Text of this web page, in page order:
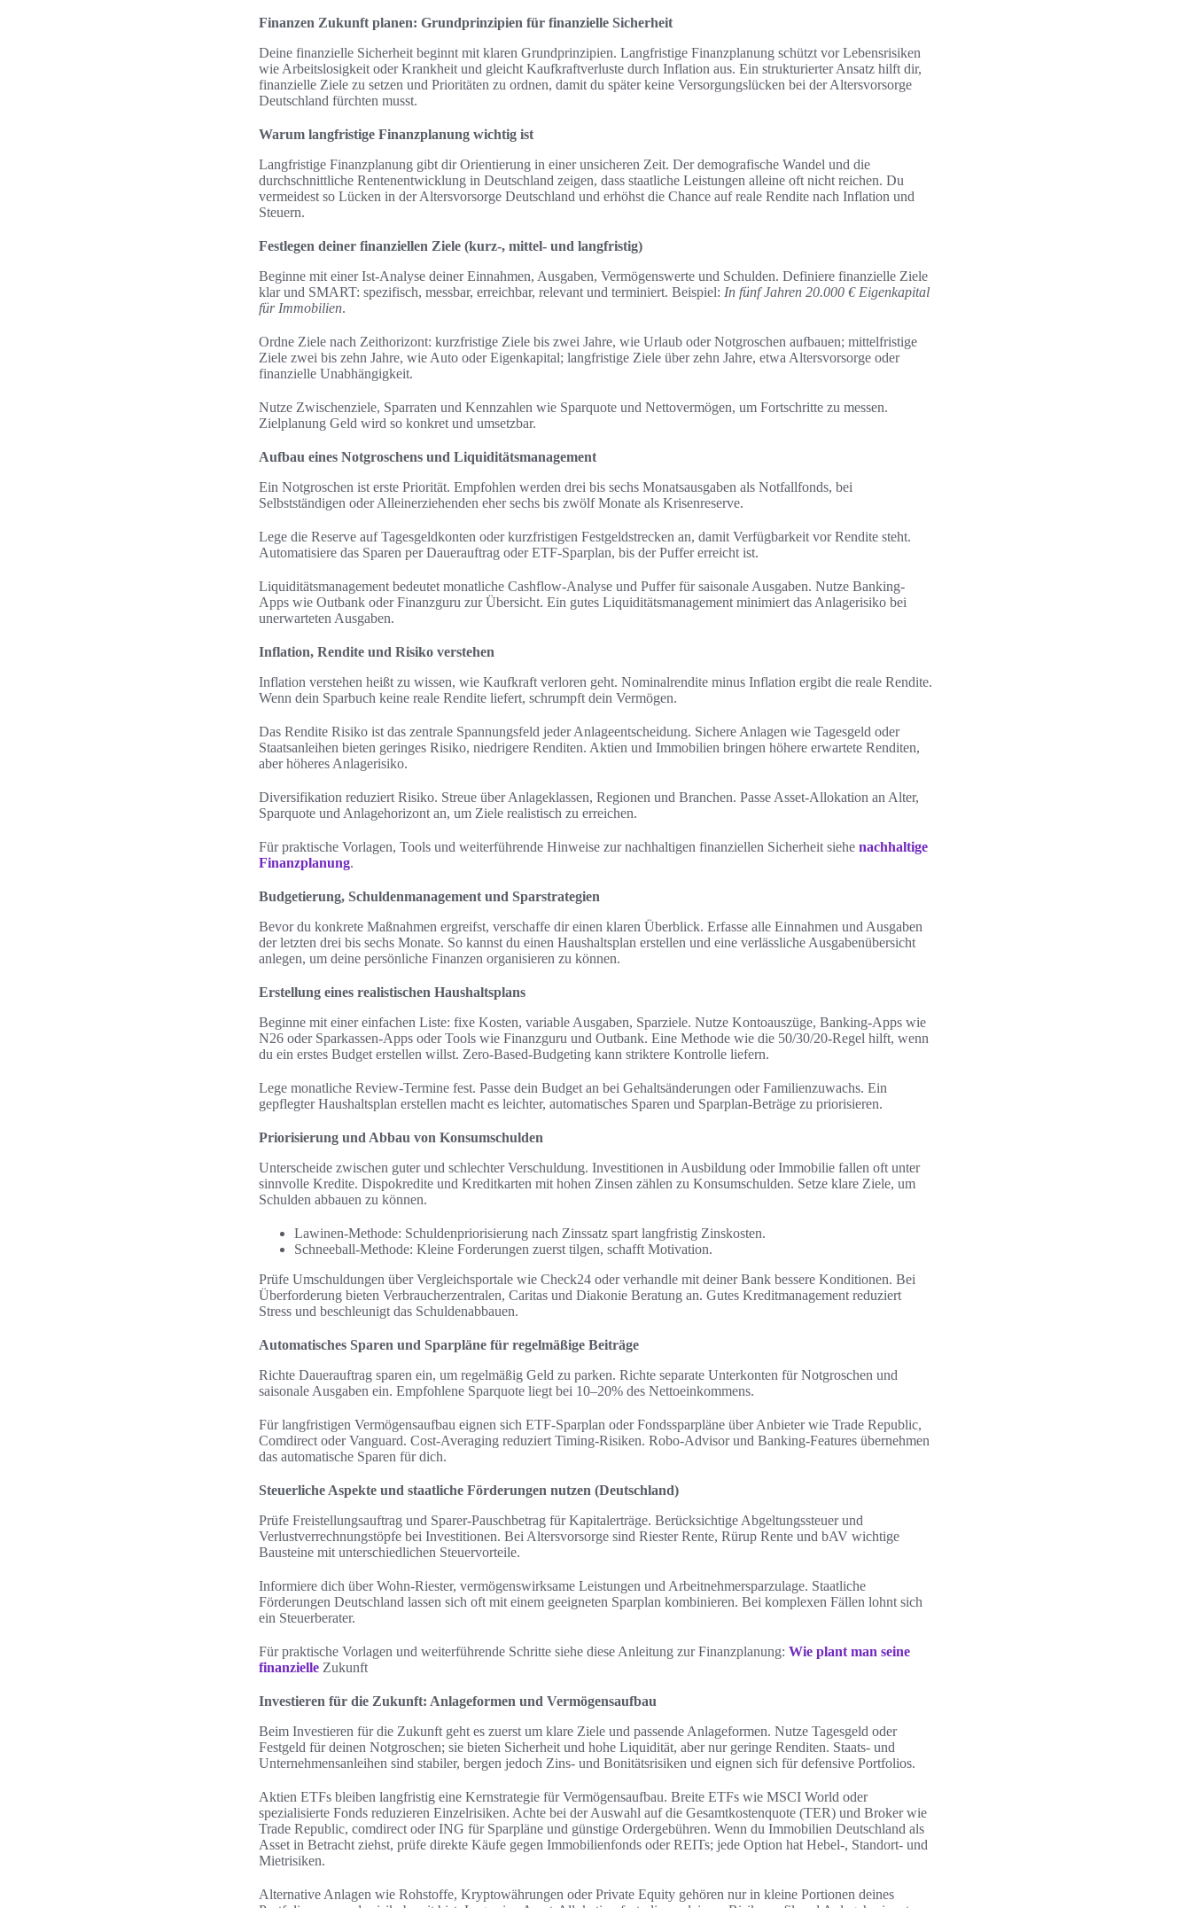
Finanzen Zukunft planen: Grundprinzipien für finanzielle Sicherheit
Deine finanzielle Sicherheit beginnt mit klaren Grundprinzipien. Langfristige Finanzplanung schützt vor Lebensrisiken
wie Arbeitslosigkeit oder Krankheit und gleicht Kaufkraftverluste durch Inflation aus. Ein strukturierter Ansatz hilft dir,
finanzielle Ziele zu setzen und Prioritäten zu ordnen, damit du später keine Versorgungslücken bei der Altersvorsorge
Deutschland fürchten musst.
Warum langfristige Finanzplanung wichtig ist
Langfristige Finanzplanung gibt dir Orientierung in einer unsicheren Zeit. Der demografische Wandel und die
durchschnittliche Rentenentwicklung in Deutschland zeigen, dass staatliche Leistungen alleine oft nicht reichen. Du
vermeidest so Lücken in der Altersvorsorge Deutschland und erhöhst die Chance auf reale Rendite nach Inflation und
Steuern.
Festlegen deiner finanziellen Ziele (kurz-, mittel- und langfristig)
Beginne mit einer Ist-Analyse deiner Einnahmen, Ausgaben, Vermögenswerte und Schulden. Definiere finanzielle Ziele
klar und SMART: spezifisch, messbar, erreichbar, relevant und terminiert. Beispiel: In fünf Jahren 20.000 € Eigenkapital
für Immobilien.
Ordne Ziele nach Zeithorizont: kurzfristige Ziele bis zwei Jahre, wie Urlaub oder Notgroschen aufbauen; mittelfristige
Ziele zwei bis zehn Jahre, wie Auto oder Eigenkapital; langfristige Ziele über zehn Jahre, etwa Altersvorsorge oder
finanzielle Unabhängigkeit.
Nutze Zwischenziele, Sparraten und Kennzahlen wie Sparquote und Nettovermögen, um Fortschritte zu messen.
Zielplanung Geld wird so konkret und umsetzbar.
Aufbau eines Notgroschens und Liquiditätsmanagement
Ein Notgroschen ist erste Priorität. Empfohlen werden drei bis sechs Monatsausgaben als Notfallfonds, bei
Selbstständigen oder Alleinerziehenden eher sechs bis zwölf Monate als Krisenreserve.
Lege die Reserve auf Tagesgeldkonten oder kurzfristigen Festgeldstrecken an, damit Verfügbarkeit vor Rendite steht.
Automatisiere das Sparen per Dauerauftrag oder ETF-Sparplan, bis der Puffer erreicht ist.
Liquiditätsmanagement bedeutet monatliche Cashflow-Analyse und Puffer für saisonale Ausgaben. Nutze Banking-
Apps wie Outbank oder Finanzguru zur Übersicht. Ein gutes Liquiditätsmanagement minimiert das Anlagerisiko bei
unerwarteten Ausgaben.
Inflation, Rendite und Risiko verstehen
Inflation verstehen heißt zu wissen, wie Kaufkraft verloren geht. Nominalrendite minus Inflation ergibt die reale Rendite.
Wenn dein Sparbuch keine reale Rendite liefert, schrumpft dein Vermögen.
Das Rendite Risiko ist das zentrale Spannungsfeld jeder Anlageentscheidung. Sichere Anlagen wie Tagesgeld oder
Staatsanleihen bieten geringes Risiko, niedrigere Renditen. Aktien und Immobilien bringen höhere erwartete Renditen,
aber höheres Anlagerisiko.
Diversifikation reduziert Risiko. Streue über Anlageklassen, Regionen und Branchen. Passe Asset-Allokation an Alter,
Sparquote und Anlagehorizont an, um Ziele realistisch zu erreichen.
Für praktische Vorlagen, Tools und weiterführende Hinweise zur nachhaltigen finanziellen Sicherheit siehe nachhaltige
Finanzplanung.
Budgetierung, Schuldenmanagement und Sparstrategien
Bevor du konkrete Maßnahmen ergreifst, verschaffe dir einen klaren Überblick. Erfasse alle Einnahmen und Ausgaben
der letzten drei bis sechs Monate. So kannst du einen Haushaltsplan erstellen und eine verlässliche Ausgabenübersicht
anlegen, um deine persönliche Finanzen organisieren zu können.
Erstellung eines realistischen Haushaltsplans
Beginne mit einer einfachen Liste: fixe Kosten, variable Ausgaben, Sparziele. Nutze Kontoauszüge, Banking-Apps wie
N26 oder Sparkassen-Apps oder Tools wie Finanzguru und Outbank. Eine Methode wie die 50/30/20-Regel hilft, wenn
du ein erstes Budget erstellen willst. Zero-Based-Budgeting kann striktere Kontrolle liefern.
Lege monatliche Review-Termine fest. Passe dein Budget an bei Gehaltsänderungen oder Familienzuwachs. Ein
gepflegter Haushaltsplan erstellen macht es leichter, automatisches Sparen und Sparplan-Beträge zu priorisieren.
Priorisierung und Abbau von Konsumschulden
Unterscheide zwischen guter und schlechter Verschuldung. Investitionen in Ausbildung oder Immobilie fallen oft unter
sinnvolle Kredite. Dispokredite und Kreditkarten mit hohen Zinsen zählen zu Konsumschulden. Setze klare Ziele, um
Schulden abbauen zu können.
Lawinen-Methode: Schuldenpriorisierung nach Zinssatz spart langfristig Zinskosten.
Schneeball-Methode: Kleine Forderungen zuerst tilgen, schafft Motivation.
Prüfe Umschuldungen über Vergleichsportale wie Check24 oder verhandle mit deiner Bank bessere Konditionen. Bei
Überforderung bieten Verbraucherzentralen, Caritas und Diakonie Beratung an. Gutes Kreditmanagement reduziert
Stress und beschleunigt das Schuldenabbauen.
Automatisches Sparen und Sparpläne für regelmäßige Beiträge
Richte Dauerauftrag sparen ein, um regelmäßig Geld zu parken. Richte separate Unterkonten für Notgroschen und
saisonale Ausgaben ein. Empfohlene Sparquote liegt bei 10–20% des Nettoeinkommens.
Für langfristigen Vermögensaufbau eignen sich ETF-Sparplan oder Fondssparpläne über Anbieter wie Trade Republic,
Comdirect oder Vanguard. Cost-Averaging reduziert Timing-Risiken. Robo-Advisor und Banking-Features übernehmen
das automatische Sparen für dich.
Steuerliche Aspekte und staatliche Förderungen nutzen (Deutschland)
Prüfe Freistellungsauftrag und Sparer-Pauschbetrag für Kapitalerträge. Berücksichtige Abgeltungssteuer und
Verlustverrechnungstöpfe bei Investitionen. Bei Altersvorsorge sind Riester Rente, Rürup Rente und bAV wichtige
Bausteine mit unterschiedlichen Steuervorteile.
Informiere dich über Wohn-Riester, vermögenswirksame Leistungen und Arbeitnehmersparzulage. Staatliche
Förderungen Deutschland lassen sich oft mit einem geeigneten Sparplan kombinieren. Bei komplexen Fällen lohnt sich
ein Steuerberater.
Für praktische Vorlagen und weiterführende Schritte siehe diese Anleitung zur Finanzplanung: Wie plant man seine
finanzielle Zukunft
Investieren für die Zukunft: Anlageformen und Vermögensaufbau
Beim Investieren für die Zukunft geht es zuerst um klare Ziele und passende Anlageformen. Nutze Tagesgeld oder
Festgeld für deinen Notgroschen; sie bieten Sicherheit und hohe Liquidität, aber nur geringe Renditen. Staats- und
Unternehmensanleihen sind stabiler, bergen jedoch Zins- und Bonitätsrisiken und eignen sich für defensive Portfolios.
Aktien ETFs bleiben langfristig eine Kernstrategie für Vermögensaufbau. Breite ETFs wie MSCI World oder
spezialisierte Fonds reduzieren Einzelrisiken. Achte bei der Auswahl auf die Gesamtkostenquote (TER) und Broker wie
Trade Republic, comdirect oder ING für Sparpläne und günstige Ordergebühren. Wenn du Immobilien Deutschland als
Asset in Betracht ziehst, prüfe direkte Käufe gegen Immobilienfonds oder REITs; jede Option hat Hebel-, Standort- und
Mietrisiken.
Alternative Anlagen wie Rohstoffe, Kryptowährungen oder Private Equity gehören nur in kleine Portionen deines